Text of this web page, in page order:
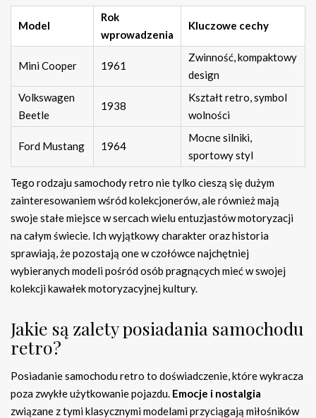
Model
Rok
wprowadzenia
Kluczowe cechy
Mini Cooper 1961
Zwinność, kompaktowy
design
Volkswagen
Beetle
1938
Kształt retro, symbol
wolności
Ford Mustang 1964
Mocne silniki,
sportowy styl
Tego rodzaju samochody retro nie tylko cieszą się dużym
zainteresowaniem wśród kolekcjonerów, ale również mają
swoje stałe miejsce w sercach wielu entuzjastów motoryzacji
na całym świecie. Ich wyjątkowy charakter oraz historia
sprawiają, że pozostają one w czołówce najchętniej
wybieranych modeli pośród osób pragnących mieć w swojej
kolekcji kawałek motoryzacyjnej kultury.
Jakie są zalety posiadania samochodu
retro?
Posiadanie samochodu retro to doświadczenie, które wykracza
poza zwykłe użytkowanie pojazdu. Emocje i nostalgia
związane z tymi klasycznymi modelami przyciągają miłośników